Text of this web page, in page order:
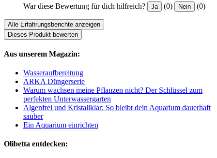
War diese Bewertung für dich hilfreich? Ja (0) Nein (0)
Alle Erfahrungsberichte anzeigen
Dieses Produkt bewerten
Aus unserem Magazin:
Wasseraufbereitung
ARKA Düngerserie
Warum wachsen meine Pflanzen nicht? Der Schlüssel zum
perfekten Unterwassergarten
Algenfrei und Kristallklar: So bleibt dein Aquarium dauerhaft
sauber
Ein Aquarium einrichten
Olibetta entdecken: